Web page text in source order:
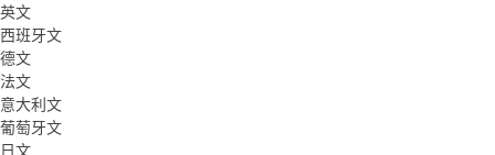
英文
西班牙文
德文
法文
意大利文
葡萄牙文
日文